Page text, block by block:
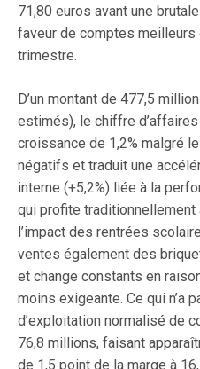
71,80 euros avant une
faveur de comptes meilleurs
trimestre.
D’un montant de 477,5
estimés), le chiffre
croissance de 1,2% malgré
négatifs et traduit une
interne (+5,2%) liée à la
qui profite traditionnellement
l’impact des rentrées
ventes également des
et change constants en
moins exigeante. Ce qui n’a
d’exploitation normalisé de
76,8 millions, faisant
de 1,5 point de la marge à